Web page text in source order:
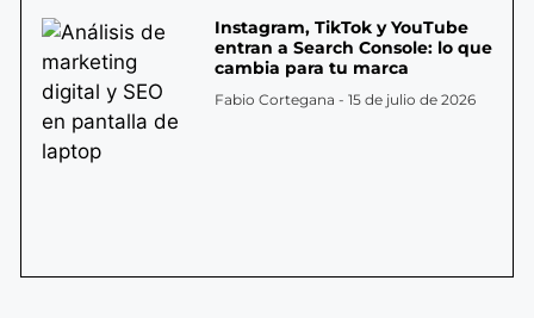
Instagram, TikTok y YouTube
entran a Search Console: lo que
cambia para tu marca
Fabio Cortegana 15 de julio de 2026